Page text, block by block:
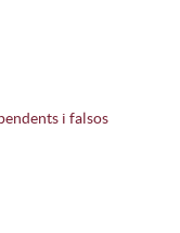
i falsos